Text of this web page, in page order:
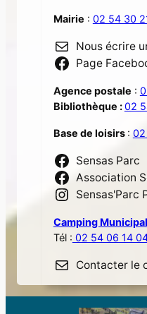
Mairie : 02 54 30
Nous écrire
Page
Agence postale :
Bibliothèque :02
Base de loisirs :
Sensas Parc
Association
Sensas'Parc
Camping
Tél : 02 54 06 14
Contacter le